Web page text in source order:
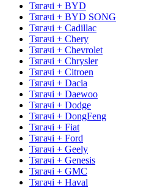
Тягачі + BYD
Тягачі + BYD SONG
Тягачі + Cadillac
Тягачі + Chery
Тягачі + Chevrolet
Тягачі + Chrysler
Тягачі + Citroen
Тягачі + Dacia
Тягачі + Daewoo
Тягачі + Dodge
Тягачі + DongFeng
Тягачі + Fiat
Тягачі + Ford
Тягачі + Geely
Тягачі + Genesis
Тягачі + GMC
Тягачі + Haval